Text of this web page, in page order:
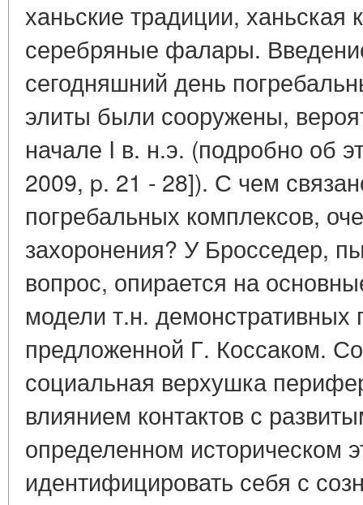
ханьские традиции, ханьская
серебряные фалары.
сегодняшний день
элиты были сооружены,
начале I в. н.э. (подробно об
2009, p. 21 - 28]). С чем
погребальных комплексов,
захоронения? У Бросседер,
вопрос, опирается на
модели т.н. демонстративных
предложенной Г. Коссаком.
социальная верхушка
влиянием контактов с
определенном историческом
идентифицировать себя с